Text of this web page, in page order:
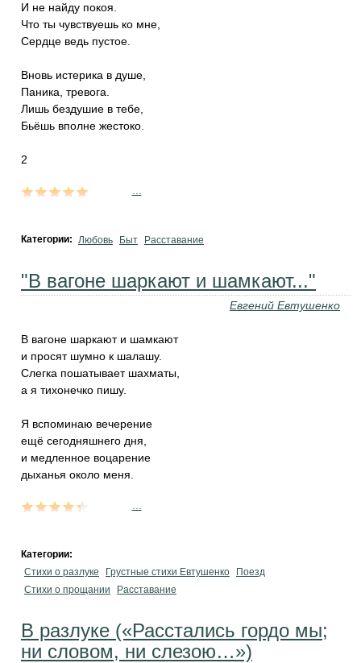
И не найду покоя.
Что ты чувствуешь ко мне,
Сердце ведь пустое.
Вновь истерика в душе,
Паника, тревога.
Лишь бездушие в тебе,
Бьёшь вполне жестоко.
2
Категории: Любовь Быт Расставание
"В вагоне шаркают и шамкают..."
Евгений Евтушенко
В вагоне шаркают и шамкают
и просят шумно к шалашу.
Слегка пошатывает шахматы,
а я тихонечко пишу.
Я вспоминаю вечерение
ещё сегодняшнего дня,
и медленное воцарение
дыханья около меня.
Категории:
Стихи о разлуке
Грустные стихи Евтушенко
Поезд
Стихи о прощании
Расставание
В разлуке («Расстались гордо мы;
ни словом, ни слезою…»)